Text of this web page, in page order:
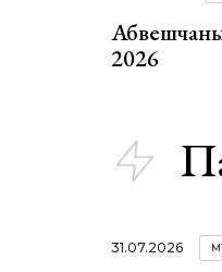
2026
31.07.2026